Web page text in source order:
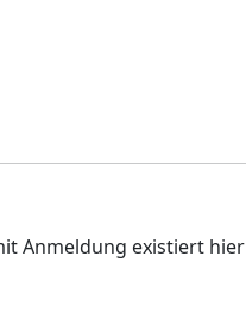
Anmeldung existiert hier